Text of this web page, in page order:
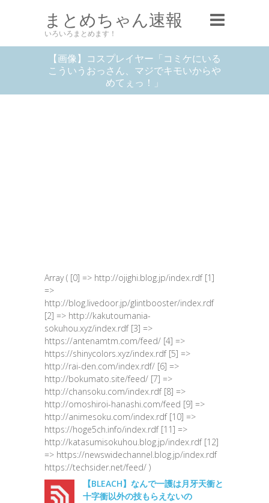
まとめちゃん速報
いろいろまとめます！
【画像】コスプレイヤー「コミケにいる
こういうおっさん、マジでキモいからや
めてぇっ！」
Array ( [0] => http://ojighi.blog.jp/index.rdf [1]
=>
http://blog.livedoor.jp/glintbooster/index.rdf
[2] => http://kakutoumania-
sokuhou.xyz/index.rdf [3] =>
https://antenamtm.com/feed/ [4] =>
https://shinycolors.xyz/index.rdf [5] =>
http://rai-den.com/index.rdf/ [6] =>
http://bokumato.site/feed/ [7] =>
http://chansoku.com/index.rdf [8] =>
http://omoshiroi-hanashi.com/feed [9] =>
http://animesoku.com/index.rdf [10] =>
https://hoge5ch.info/index.rdf [11] =>
http://katasumisokuhou.blog.jp/index.rdf [12]
=> https://newswidechannel.blog.jp/index.rdf
https://techsider.net/feed/ )
【BLEACH】なんで一護は月牙天衝と
十字衝以外の技もらえないの